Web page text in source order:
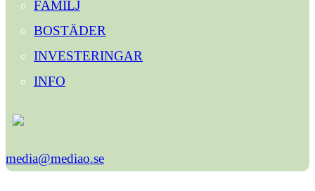
FAMILJ
BOSTÄDER
INVESTERINGAR
INFO
media@mediao.se